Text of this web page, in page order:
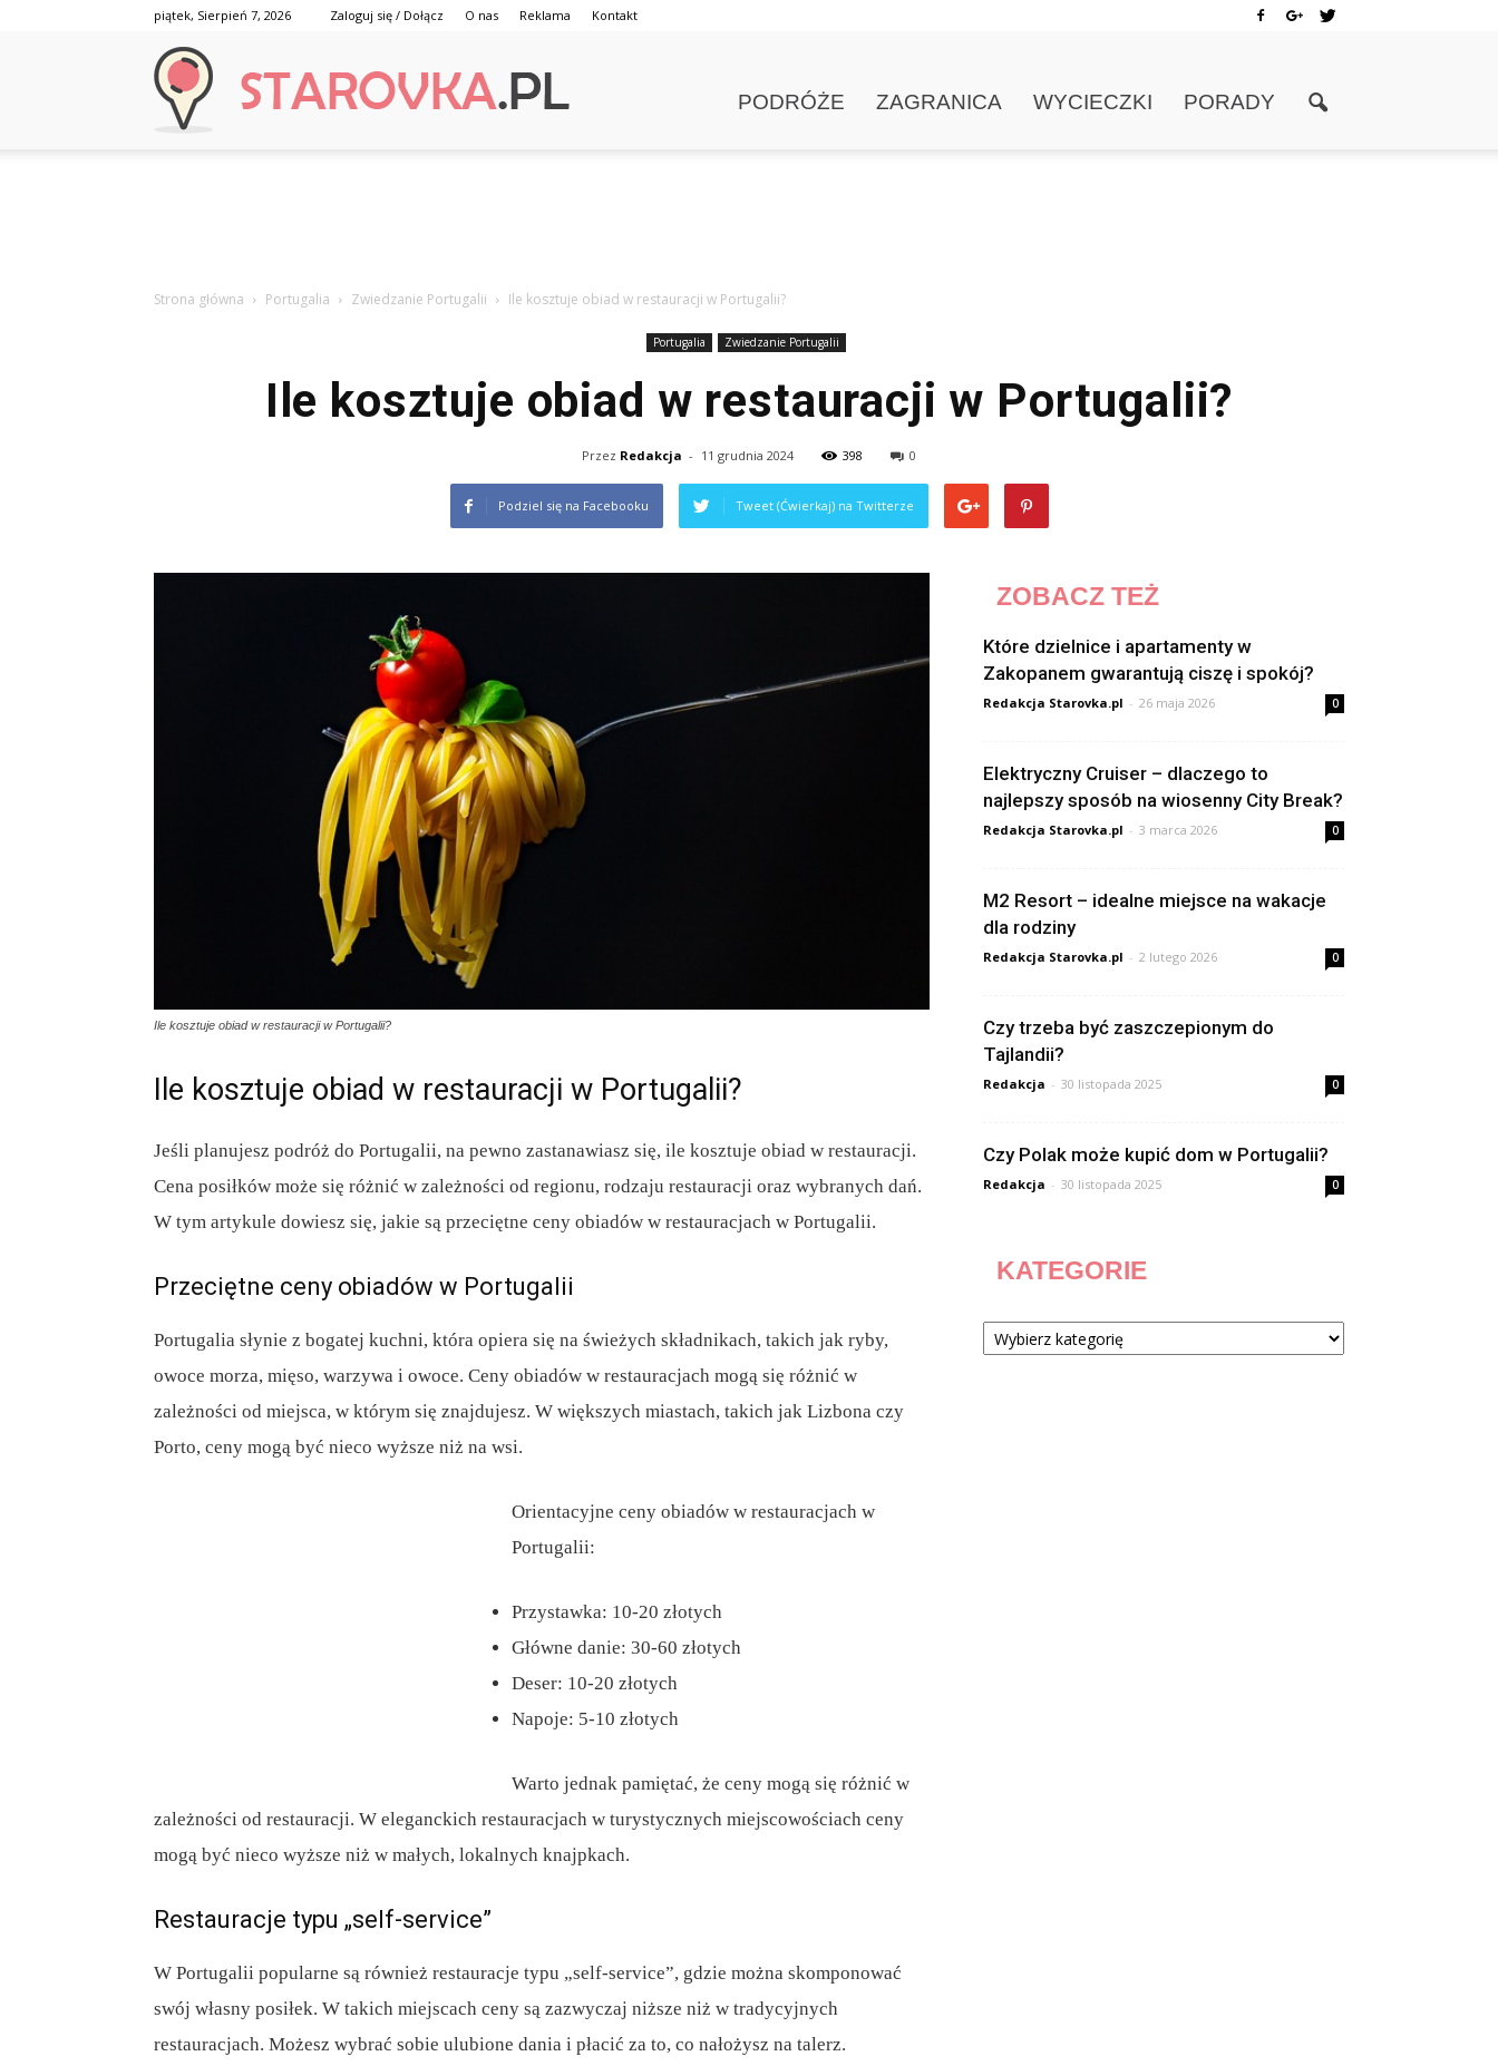
piątek, Sierpień 7, 2026 Zaloguj się / Dołącz O nas Reklama Kontakt
PODRÓŻE ZAGRANICA WYCIECZKI PORADY
Strona główna Portugalia Zwiedzanie Portugalii Ile kosztuje obiad w restauracji w Portugalii?
Portugalia Zwiedzanie Portugalii
Ile kosztuje obiad w restauracji w Portugalii?
Przez Redakcja - 11 grudnia 2024 398 0
Podziel się na Facebooku Tweet (Ćwierkaj) na Twitterze
Ile kosztuje obiad w restauracji w Portugalii?
Ile kosztuje obiad w restauracji w Portugalii?
Jeśli planujesz podróż do Portugalii, na pewno zastanawiasz się, ile kosztuje obiad w restauracji.
Cena posiłków może się różnić w zależności od regionu, rodzaju restauracji oraz wybranych dań.
W tym artykule dowiesz się, jakie są przeciętne ceny obiadów w restauracjach w Portugalii.
Przeciętne ceny obiadów w Portugalii
Portugalia słynie z bogatej kuchni, która opiera się na świeżych składnikach, takich jak ryby,
owoce morza, mięso, warzywa i owoce. Ceny obiadów w restauracjach mogą się różnić w
zależności od miejsca, w którym się znajdujesz. W większych miastach, takich jak Lizbona czy
Porto, ceny mogą być nieco wyższe niż na wsi.
Orientacyjne ceny obiadów w restauracjach w
Portugalii:
Przystawka: 10-20 złotych
Główne danie: 30-60 złotych
Deser: 10-20 złotych
Napoje: 5-10 złotych
Warto jednak pamiętać, że ceny mogą się różnić w
zależności od restauracji. W eleganckich restauracjach w turystycznych miejscowościach ceny
mogą być nieco wyższe niż w małych, lokalnych knajpkach.
Restauracje typu „self-service”
W Portugalii popularne są również restauracje typu „self-service”, gdzie można skomponować
swój własny posiłek. W takich miejscach ceny są zazwyczaj niższe niż w tradycyjnych
restauracjach. Możesz wybrać sobie ulubione dania i płacić za to, co nałożysz na talerz.
ZOBACZ TEŻ
Które dzielnice i apartamenty w
Zakopanem gwarantują ciszę i spokój?
Redakcja Starovka.pl - 26 maja 2026 0
Elektryczny Cruiser – dlaczego to
najlepszy sposób na wiosenny City Break?
Redakcja Starovka.pl - 3 marca 2026 0
M2 Resort – idealne miejsce na wakacje
dla rodziny
Redakcja Starovka.pl - 2 lutego 2026 0
Czy trzeba być zaszczepionym do
Tajlandii?
Redakcja - 30 listopada 2025 0
Czy Polak może kupić dom w Portugalii?
Redakcja - 30 listopada 2025 0
KATEGORIE
Kategorie